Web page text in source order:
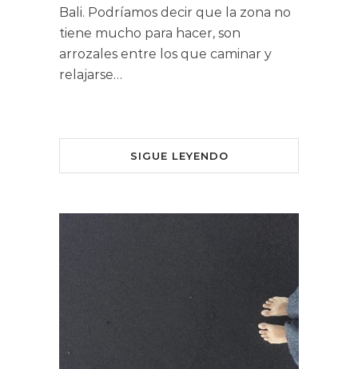
Bali. Podríamos decir que la zona no
tiene mucho para hacer, son
arrozales entre los que caminar y
relajarse…
SIGUE LEYENDO